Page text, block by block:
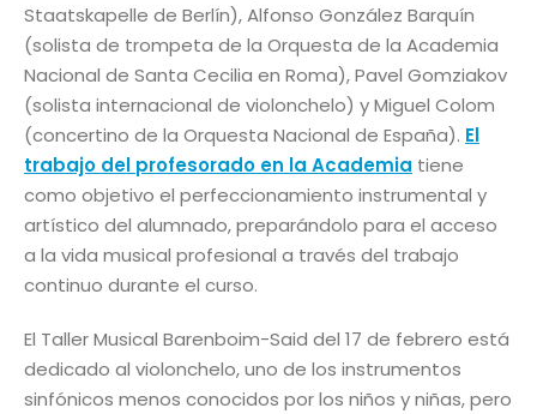
Staatskapelle de Berlín), Alfonso González Barquín
(solista de trompeta de la Orquesta de la Academia
Nacional de Santa Cecilia en Roma), Pavel Gomziakov
(solista internacional de violonchelo) y Miguel Colom
(concertino de la Orquesta Nacional de España). El
trabajo del profesorado en la Academia tiene
como objetivo el perfeccionamiento instrumental y
artístico del alumnado, preparándolo para el acceso
a la vida musical profesional a través del trabajo
continuo durante el curso.
El Taller Musical Barenboim-Said del 17 de febrero está
dedicado al violonchelo, uno de los instrumentos
sinfónicos menos conocidos por los niños y niñas, pero